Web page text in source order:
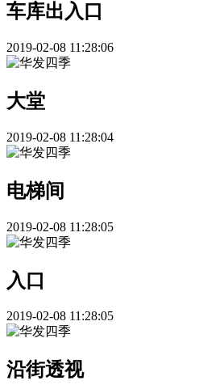
车库出入口
2019-02-08 11:28:06
大堂
2019-02-08 11:28:04
电梯间
2019-02-08 11:28:05
入口
2019-02-08 11:28:05
沿街透视